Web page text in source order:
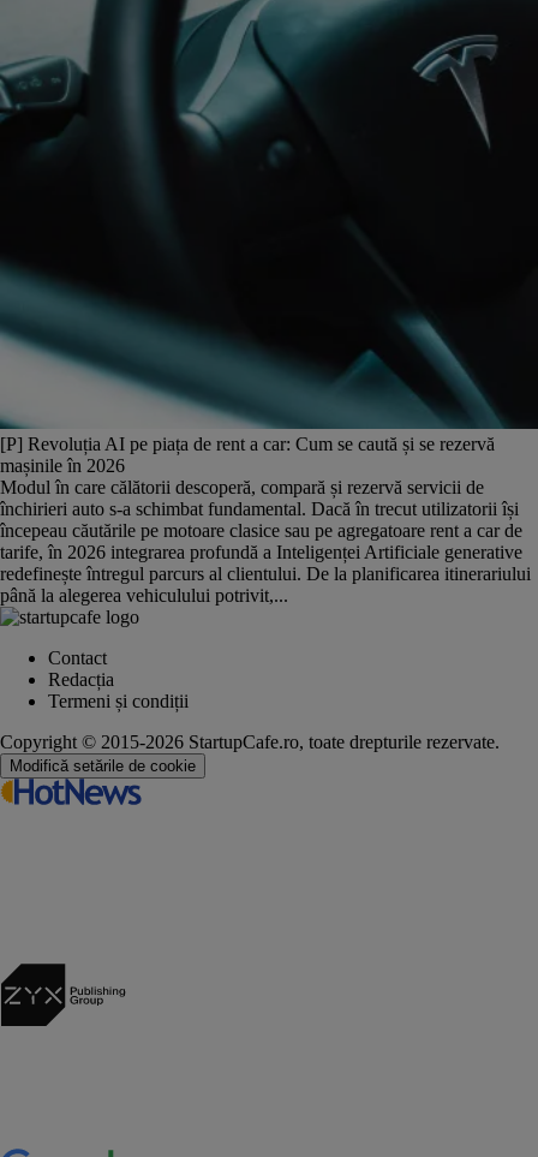
[P] Revoluția AI pe piața de rent a car: Cum se caută și se rezervă
mașinile în 2026
Modul în care călătorii descoperă, compară și rezervă servicii de
închirieri auto s-a schimbat fundamental. Dacă în trecut utilizatorii își
începeau căutările pe motoare clasice sau pe agregatoare rent a car de
tarife, în 2026 integrarea profundă a Inteligenței Artificiale generative
redefinește întregul parcurs al clientului. De la planificarea itinerariului
până la alegerea vehiculului potrivit,...
Contact
Redacția
Termeni și condiții
Copyright © 2015-2026 StartupCafe.ro, toate drepturile rezervate.
Modifică setările de cookie